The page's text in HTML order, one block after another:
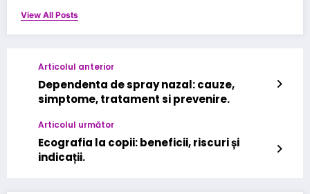
View All Posts
Articolul anterior
Dependenta de spray nazal: cauze,
simptome, tratament si prevenire.
Articolul următor
Ecografia la copii: beneficii, riscuri și
indicații.